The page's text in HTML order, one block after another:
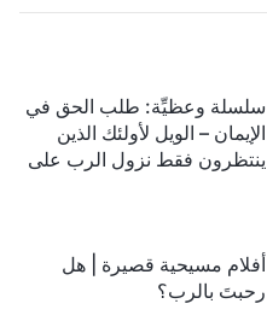
سلسلة وعظيِّة: طلب الحق في
الإيمان – الويل لأولئك الذين
ينتظرون فقط نزول الرب على
أفلام مسيحية قصيرة | هل
رحبتَ بالرب؟